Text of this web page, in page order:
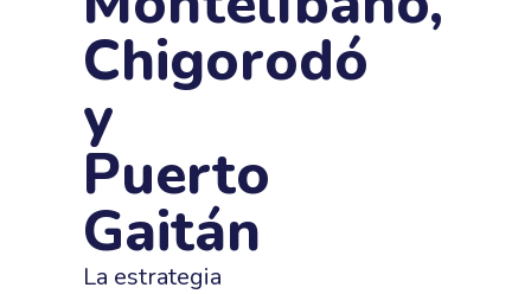
Chigorodó
y
Puerto
Gaitán
La estrategia